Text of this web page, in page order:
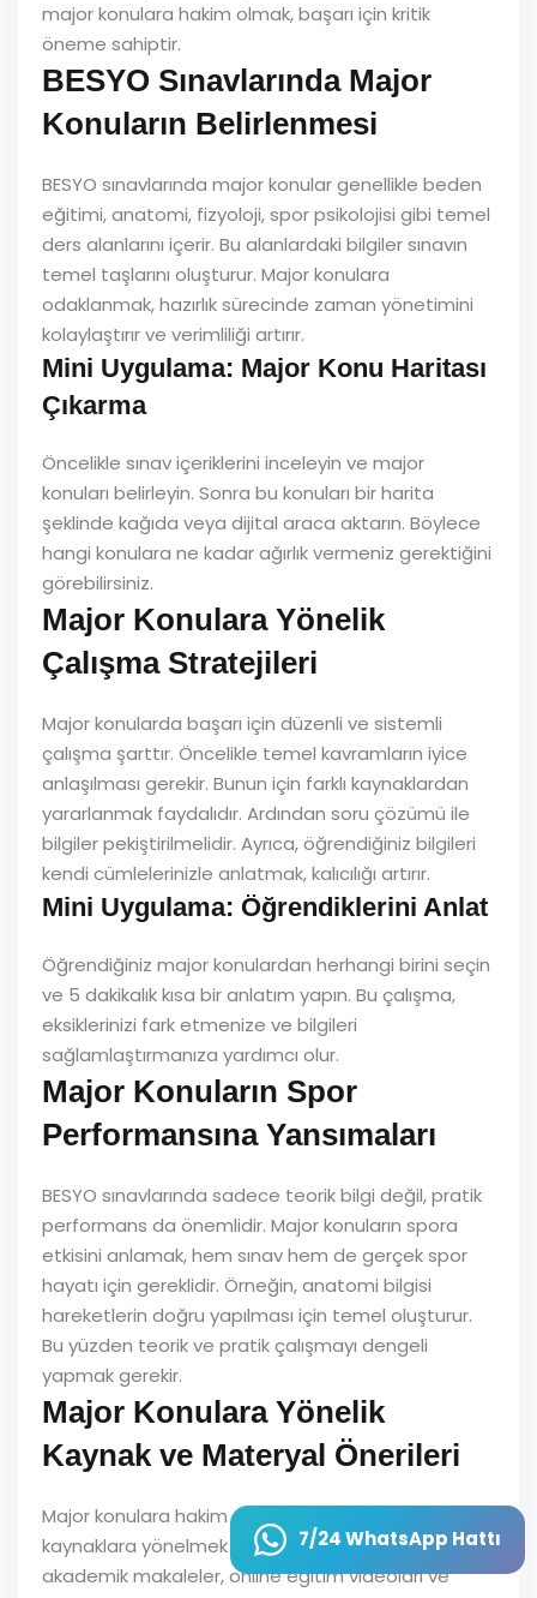
7/24 WhatsApp Hattı
major konulara hakim olmak, başarı için kritik
öneme sahiptir.
BESYO Sınavlarında Major
Konuların Belirlenmesi
BESYO sınavlarında major konular genellikle beden
eğitimi, anatomi, fizyoloji, spor psikolojisi gibi temel
ders alanlarını içerir. Bu alanlardaki bilgiler sınavın
temel taşlarını oluşturur. Major konulara
odaklanmak, hazırlık sürecinde zaman yönetimini
kolaylaştırır ve verimliliği artırır.
Mini Uygulama: Major Konu Haritası
Çıkarma
Öncelikle sınav içeriklerini inceleyin ve major
konuları belirleyin. Sonra bu konuları bir harita
şeklinde kağıda veya dijital araca aktarın. Böylece
hangi konulara ne kadar ağırlık vermeniz gerektiğini
görebilirsiniz.
Major Konulara Yönelik
Çalışma Stratejileri
Major konularda başarı için düzenli ve sistemli
çalışma şarttır. Öncelikle temel kavramların iyice
anlaşılması gerekir. Bunun için farklı kaynaklardan
yararlanmak faydalıdır. Ardından soru çözümü ile
bilgiler pekiştirilmelidir. Ayrıca, öğrendiğiniz bilgileri
kendi cümlelerinizle anlatmak, kalıcılığı artırır.
Mini Uygulama: Öğrendiklerini Anlat
Öğrendiğiniz major konulardan herhangi birini seçin
ve 5 dakikalık kısa bir anlatım yapın. Bu çalışma,
eksiklerinizi fark etmenize ve bilgileri
sağlamlaştırmanıza yardımcı olur.
Major Konuların Spor
Performansına Yansımaları
BESYO sınavlarında sadece teorik bilgi değil, pratik
performans da önemlidir. Major konuların spora
etkisini anlamak, hem sınav hem de gerçek spor
hayatı için gereklidir. Örneğin, anatomi bilgisi
hareketlerin doğru yapılması için temel oluşturur.
Bu yüzden teorik ve pratik çalışmayı dengeli
yapmak gerekir.
Major Konulara Yönelik
Kaynak ve Materyal Önerileri
Major konulara hakim olmak için güvenilir
kaynaklara yönelmek önemlidir. Ders kitapları,
akademik makaleler, online eğitim videoları ve